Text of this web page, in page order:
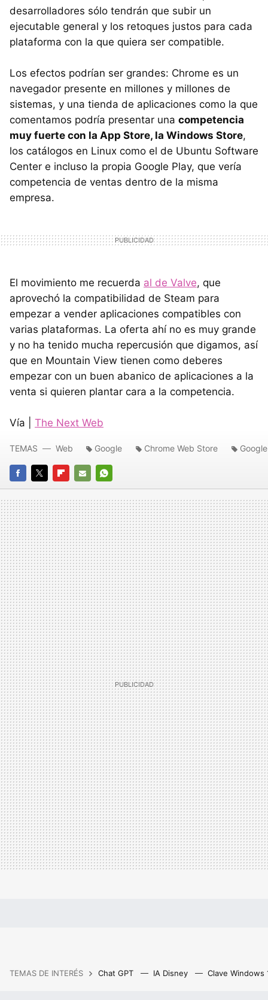
desarrolladores sólo tendrán que subir un
ejecutable general y los retoques justos para cada
plataforma con la que quiera ser compatible.
Los efectos podrían ser grandes: Chrome es un
navegador presente en millones y millones de
sistemas, y una tienda de aplicaciones como la que
comentamos podría presentar una competencia
muy fuerte con la App Store, la Windows Store,
los catálogos en Linux como el de Ubuntu Software
Center e incluso la propia Google Play, que vería
competencia de ventas dentro de la misma
empresa.
El movimiento me recuerda al de Valve, que
aprovechó la compatibilidad de Steam para
empezar a vender aplicaciones compatibles con
varias plataformas. La oferta ahí no es muy grande
y no ha tenido mucha repercusión que digamos, así
que en Mountain View tienen como deberes
empezar con un buen abanico de aplicaciones a la
venta si quieren plantar cara a la competencia.
Vía | The Next Web
FACEBOOK
TWITTERFLIPBOARD
E-
MAIL
WHATSAPP
TEMAS Web Google Chrome Web Store
TEMAS DE INTERÉS Chat GPT IA Disney Clave Windows